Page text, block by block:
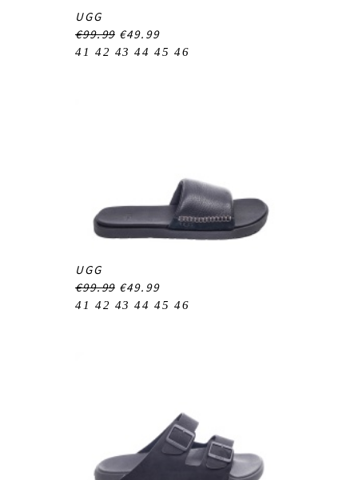
UGG
€99.99 €49.99
41 42 43 44 45 46
UGG
€99.99 €49.99
41 42 43 44 45 46